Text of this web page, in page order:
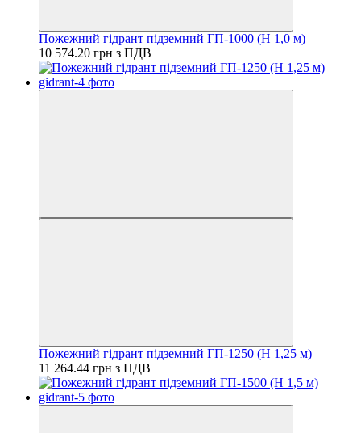
Пожежний гідрант підземний ГП-1000 (H 1,0 м)
10 574.20 грн з ПДВ
Пожежний гідрант підземний ГП-1250 (H 1,25 м)
11 264.44 грн з ПДВ